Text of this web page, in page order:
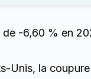
-6,60 % en
Unis, la